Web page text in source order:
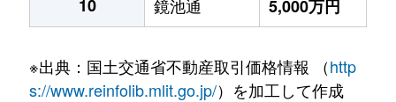
10
鏡池通 5,000万円
※出典：国土交通省不動産取引価格情報 （http
s://www.reinfolib.mlit.go.jp/）を加工して作成